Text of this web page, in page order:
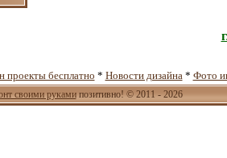
проекты бесплатно * Новости дизайна * Фото
своими рукамипозитивно! © 2011 - 2026